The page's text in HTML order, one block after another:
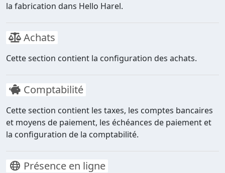
la fabrication dans Hello Harel.
Achats
Cette section contient la configuration des achats.
Comptabilité
Cette section contient les taxes, les comptes bancaires
et moyens de paiement, les échéances de paiement et
la configuration de la comptabilité.
Présence en ligne